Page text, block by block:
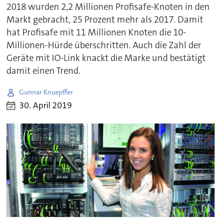
2018 wurden 2,2 Millionen Profisafe-Knoten in den
Markt gebracht, 25 Prozent mehr als 2017. Damit
hat Profisafe mit 11 Millionen Knoten die 10-
Millionen-Hürde überschritten. Auch die Zahl der
Geräte mit IO-Link knackt die Marke und bestätigt
damit einen Trend.
Gunnar Knuepffer
30. April 2019